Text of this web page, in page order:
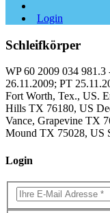
Login
Schleifkörper
WP 60 2009 034
26.11.2009; PT
Fort Worth, Tex., US.
Hills TX 76180, US
Vance, Grapevine TX
Mound TX 75028, US
Login